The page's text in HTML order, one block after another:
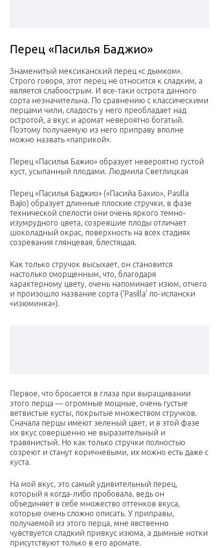
Перец «Пасилья Баджио»
Знаменитый мексиканский перец «с дымком».
Строго говоря, этот перец не относится к сладким, а
является слабоострым. И все-таки острота данного
сорта незначительна. По сравнению с классическими
перцами чили, сладость у него преобладает над
остротой, а вкус и аромат невероятно богатый.
Поэтому получаемую из него приправу вполне
можно назвать «паприкой».
Перец «Пасилья Бажио» образует невероятно густой
куст, усыпанный плодами. Людмила Светлицкая
Перец «Пасилья Баджио» («Пасийа Бахио», Pasilla
Bajio) образует длинные плоские стручки, в фазе
технической спелости они очень яркого темно-
изумрудного цвета, созревшие плоды отличает
шоколадный окрас, поверхность на всех стадиях
созревания глянцевая, блестящая.
Как только стручок высыхает, он становится
настолько сморщенным, что, благодаря
характерному цвету, очень напоминает изюм, отчего
и произошло название сорта (‘Pasilla’ по-испански
«изюминка»).
Первое, что бросается в глаза при выращивании
этого перца — огромные мощные, очень густые
ветвистые кусты, покрытые множеством стручков.
Сначала перцы имеют зеленый цвет, и в этой фазе
их вкус совершенно не выразительный и
травянистый. Но как только стручки полностью
созреют и станут коричневыми, их можно есть даже с
куста.
На мой вкус, это самый удивительный перец,
который я когда-либо пробовала, ведь он
объединяет в себе множество оттенков вкуса,
которые очень сложно описать. У приправы,
получаемой из этого перца, мне явственно
чувствуется сладкий привкус изюма, а дымные нотки
присутствуют только в его аромате.